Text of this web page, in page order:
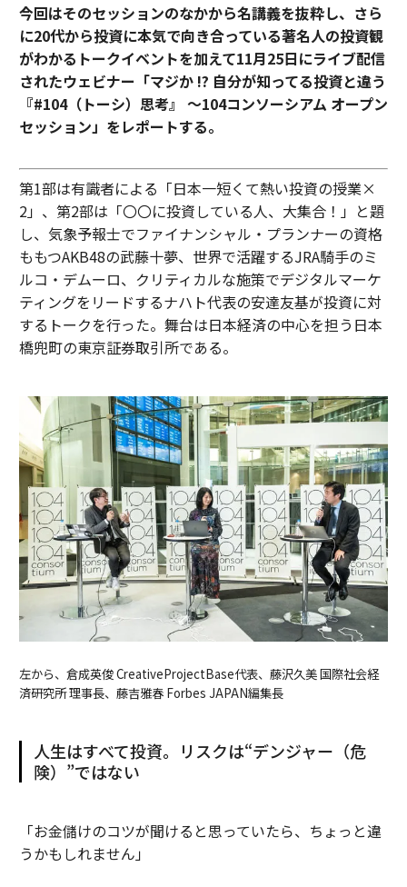
今回はそのセッションのなかから名講義を抜粋し、さら
に20代から投資に本気で向き合っている著名人の投資観
がわかるトークイベントを加えて11月25日にライブ配信
されたウェビナー「マジか !? 自分が知ってる投資と違う
『#104（トーシ）思考』 〜104コンソーシアム オープン
セッション」をレポートする。
第1部は有識者による「日本一短くて熱い投資の授業×
2」、第2部は「〇〇に投資している人、大集合！」と題
し、気象予報士でファイナンシャル・プランナーの資格
ももつAKB48の武藤十夢、世界で活躍するJRA騎手のミ
ルコ・デムーロ、クリティカルな施策でデジタルマーケ
ティングをリードするナハト代表の安達友基が投資に対
するトークを行った。舞台は日本経済の中心を担う日本
橋兜町の東京証券取引所である。
左から、倉成英俊 CreativeProjectBase代表、藤沢久美 国際社会経
済研究所 理事長、藤吉雅春 Forbes JAPAN編集長
人生はすべて投資。リスクは“デンジャー（危
険）”ではない
「お金儲けのコツが聞けると思っていたら、ちょっと違
うかもしれません」